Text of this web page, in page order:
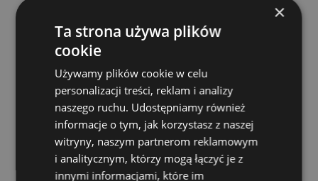
Music Nomad Guitar Tech Screwdriver &
Wrench Set MN229
Music Nomad
×
Ta strona używa plików
cookie
Używamy plików cookie w celu
personalizacji treści, reklam i analizy
naszego ruchu. Udostępniamy również
informacje o tym, jak korzystasz z naszej
witryny, naszym partnerom reklamowym
i analitycznym, którzy mogą łączyć je z
innymi informacjami, które im